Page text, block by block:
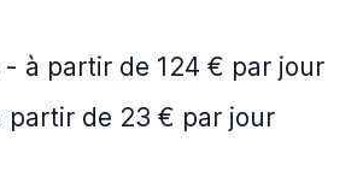
- à partir de 124 € par jour
partir de 23 € par jour